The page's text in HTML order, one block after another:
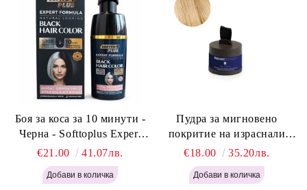
Боя за коса за 10 минути -
Черна - Softtoplus Expert
Woman Black 400мл
€21.00 41.07лв.
Пудра за мигновено
покритие на израснали
корени Светло Русо - Labor
Pro Instant Retouch Powder -
Light Blonde H646
€18.00 35.20лв.